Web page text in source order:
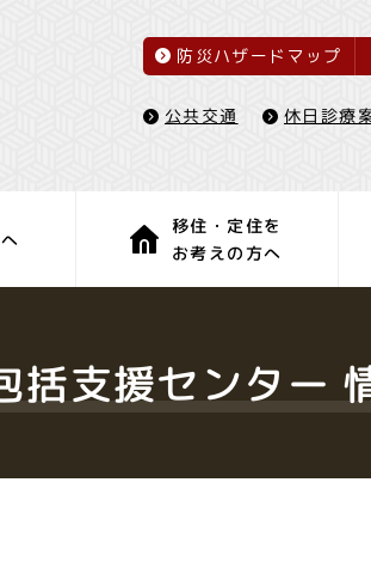
防災ハザードマップ
公共交通 休日診療
移住・定住を
お考えの方へ
括支援センター